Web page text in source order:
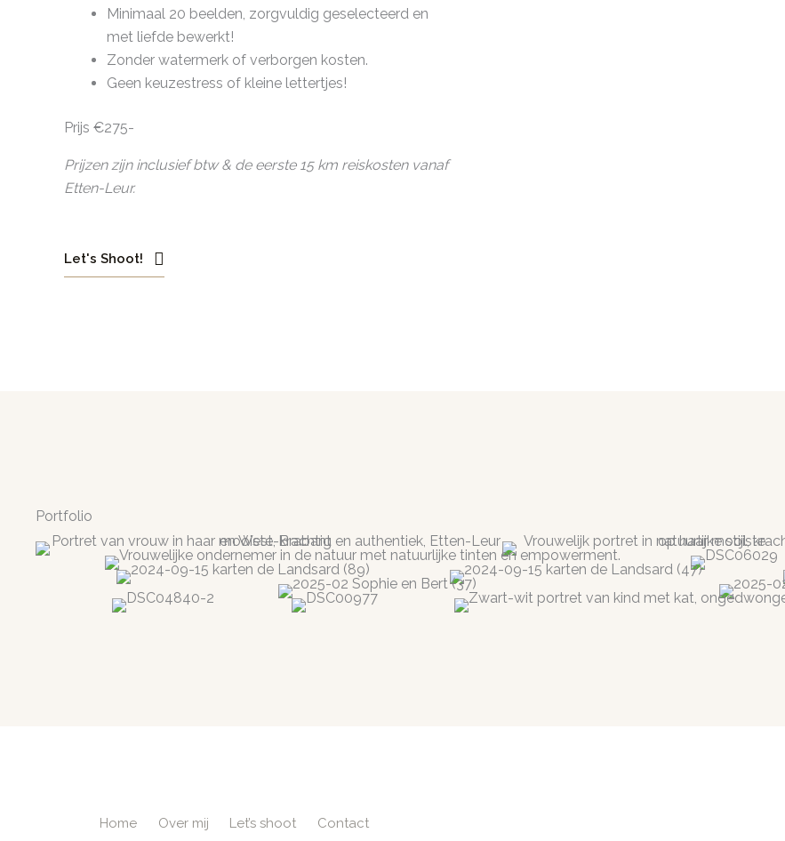
Minimaal 20 beelden, zorgvuldig geselecteerd en
met liefde bewerkt!
Zonder watermerk of verborgen kosten.
Geen keuzestress of kleine lettertjes!
Prijs €275-
Prijzen zijn inclusief btw & de eerste 15 km reiskosten vanaf
Etten-Leur.
Let's Shoot!
Portfolio
Home Over mij Let’s shoot Contact